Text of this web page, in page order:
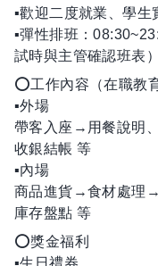
▪歡迎二度就業、學生
▪彈性排班：
試時與主管確認班表）
⭕工作內容（在職教
▪外場
帶客入座→用餐說明
收銀結帳 等
▪內場
商品進貨→食材處理
庫存盤點 等
⭕獎金福利
▪生日禮券